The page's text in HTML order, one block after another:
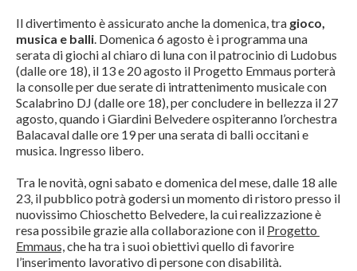
Il divertimento è assicurato anche la domenica, tra gioco,
musica e balli. Domenica 6 agosto è i programma una
serata di giochi al chiaro di luna con il patrocinio di Ludobus
(dalle ore 18), il 13 e 20 agosto il Progetto Emmaus porterà
la consolle per due serate di intrattenimento musicale con
Scalabrino DJ (dalle ore 18), per concludere in bellezza il 27
agosto, quando i Giardini Belvedere ospiteranno l’orchestra
Balacaval dalle ore 19 per una serata di balli occitani e
musica. Ingresso libero.
Tra le novità, ogni sabato e domenica del mese, dalle 18 alle
23, il pubblico potrà godersi un momento di ristoro presso il
nuovissimo Chioschetto Belvedere, la cui realizzazione è
resa possibile grazie alla collaborazione con il Progetto
Emmaus,che ha tra i suoi obiettivi quello di favorire
l’inserimento lavorativo di persone con disabilità.